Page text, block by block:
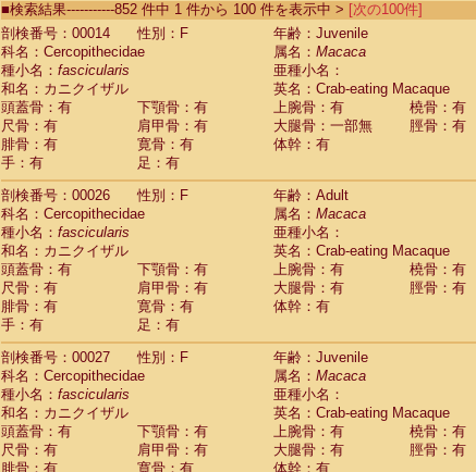
CebidaeSaguinus labiatus(0)
Cebidae Saguinus leucopus (2)
CebidaeSaguinus midas
CebidaeSaguinus mystax
CebidaeSaguinus nigricollis (22)
Cebidae Saguinus oedipus
Cebidae Saguinus weddelli
Cebidae Saguinusspp.
Cebidae Aotus trivirgatus
Cebidae Cebus albifrons
CebidaeCebus apella
CebidaeCebus capucinus
CebidaeCebus nigrivittatus
Cebidae Cebusspp.(0)
Cebidae Saimiri boliviensis
Cebidae Saimiri sciureus
Atelidae Alouatta caraya
AtelidaeAlouatta fusca
Atelidae Alouatta seniculus
AtelidaeAlouatta
AtelidaeAteles belzebuth
Atelidae Ateles geoffroyi
Atelidae Ateles paniscus
Atelidae Atelesspp.
■検索結果-----------852 件中 1 件から 100 件を表示中 > [次の100件]
剖検番号：00014
性別：F
年齢：Juvenile
科名：Cercopithecidae
属名： Macaca
種小名： fascicularis
亜種小名：
和名：カニクイザル
英名：Crab-eating Macaque
頭蓋骨：有
下顎骨：有 上腕骨：有
橈骨：有
尺骨：有
肩甲骨：有 大腿骨：一部無
脛骨：有
腓骨：有
寛骨：有
体幹：有
手：有
足：有
剖検番号：00026
性別：F
年齢：Adult
科名：Cercopithecidae
属名： Macaca
種小名： fascicularis
亜種小名：
和名：カニクイザル
英名：Crab-eating Macaque
頭蓋骨：有
下顎骨：有 上腕骨：有
橈骨：有
尺骨：有
肩甲骨：有 大腿骨：有
脛骨：有
腓骨：有
寛骨：有
体幹：有
手：有
足：有
剖検番号：00027
性別：F
年齢：Juvenile
科名：Cercopithecidae
属名： Macaca
種小名： fascicularis
亜種小名：
和名：カニクイザル
英名：Crab-eating Macaque
頭蓋骨：有
下顎骨：有 上腕骨：有
橈骨：有
尺骨：有
肩甲骨：有 大腿骨：有
脛骨：有
腓骨：有
寛骨：有
体幹：有